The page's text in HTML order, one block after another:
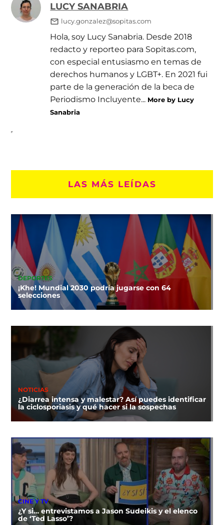
LUCY SANABRIA
lucy.gonzalez@sopitas.com
Hola, soy Lucy Sanabria. Desde 2018
redacto y reporteo para Sopitas.com,
con especial entusiasmo en temas de
derechos humanos y LGBT+. En 2021 fui
parte de la generación de la beca de
Periodismo Incluyente... More by Lucy
Sanabria
LAS MÁS LEÍDAS
DEPORTES
¡Khe! Mundial 2030 podría jugarse con 64
selecciones
NOTICIAS
¿Diarrea intensa y malestar? Así puedes identificar
la ciclosporiasis y qué hacer si la sospechas
CINE Y TV
¿Y si… entrevistamos a Jason Sudeikis y el elenco
de ‘Ted Lasso’?